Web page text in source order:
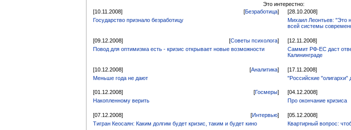
Это интерестно:
[10.11.2008]
[Безработица]
Государство признало безработицу
[28.10.2008]
Михаил Леонтьев: "Это
всей системы
[09.12.2008] [Советы психолога]
Повод для оптимизма есть - кризис открывает новые возможности
[12.11.2008]
Саммит РФ-ЕС даст
Калининграде
[10.12.2008] [Аналитика]
Меньше года не дают
[17.11.2008]
"Российские
[01.12.2008] [Госмеры]
Накопленному верить
[04.12.2008]
Про окончание кризиса
[07.12.2008] [Интервью]
Тигран Кеосаян: Каким долгим будет кризис, таким и будет кино
[05.12.2008]
Квартирный вопрос: